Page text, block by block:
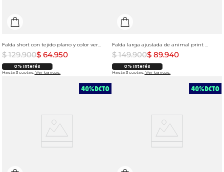
Falda short con tejido plano y color verde para mujer
$ 129.900$ 64.950
0% Interés
Hasta 3 cuotas. Ver bancos.
Falda larga ajustada de animal print para mujer
$ 149.900$ 89.940
0% Interés
Hasta 3 cuotas. Ver bancos.